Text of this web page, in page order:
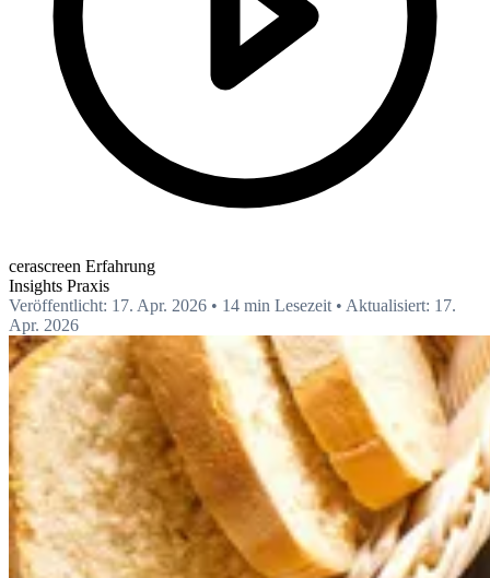
cerascreen Erfahrung
Insights Praxis
Veröffentlicht: 17. Apr. 2026 • 14 min Lesezeit • Aktualisiert: 17.
Apr. 2026